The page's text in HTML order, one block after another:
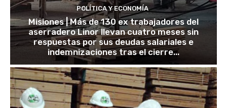
POLÍTICA Y ECONOMÍA
Misiones | Más de 130 ex trabajadores del
aserradero Linor llevan cuatro meses sin
respuestas por sus deudas salariales e
indemnizaciones tras el cierre...